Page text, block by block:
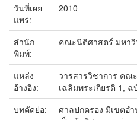
วันที่เผย
แพร่:
2010
สำนัก
พิมพ์:
คณะนิติศาสตร์ มหาวิ
แหล่ง
อ้างอิง:
วารสารวิชาการ คณ
เฉลิมพระเกียรติ 1, ฉ
บทคัดย่อ:
ศาลปกครอง มีเขตอ